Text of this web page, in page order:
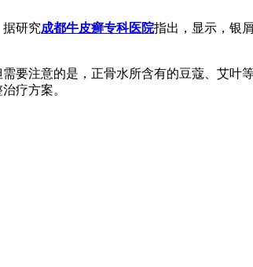
研究成都牛皮癣专科医院指出，显示，银
要注意的是，正骨水所含有的豆蔻、艾叶
疗方案。